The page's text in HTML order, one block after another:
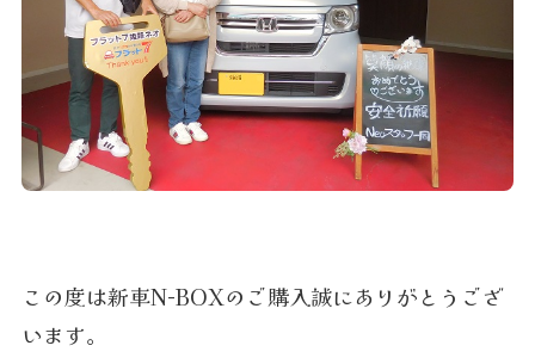
この度は新車N-BOXのご購入誠にありがとうござ
います。